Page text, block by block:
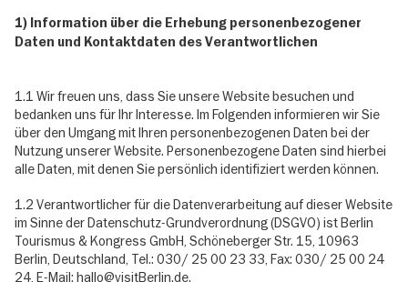
1) Information über die Erhebung personenbezogener
Daten und Kontaktdaten des Verantwortlichen
1.1 Wir freuen uns, dass Sie unsere Website besuchen und
bedanken uns für Ihr Interesse. Im Folgenden informieren wir Sie
über den Umgang mit Ihren personenbezogenen Daten bei der
Nutzung unserer Website. Personenbezogene Daten sind hierbei
alle Daten, mit denen Sie persönlich identifiziert werden können.
1.2 Verantwortlicher für die Datenverarbeitung auf dieser Website
im Sinne der Datenschutz-Grundverordnung (DSGVO) ist Berlin
Tourismus & Kongress GmbH, Schöneberger Str. 15, 10963
Berlin, Deutschland, Tel.: 030/ 25 00 23 33, Fax: 030/ 25 00 24
24, E-Mail: hallo@visitBerlin.de.